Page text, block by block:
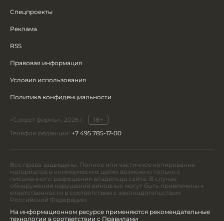
Спецпроекты
Реклама
RSS
Правовая информация
Условия использования
Политика конфиденциальности
«Секрет фирмы», 2026 г.
18+
Телефон редакции: +7 495 785-17-00
Все права защищены. Полное или частичное копирование
материалов в коммерческих целях возможно только с
письменного разрешения владельца сайта. В случае
обнаружения нарушений виновные могут быть привлечены к
ответственности в соответствии с законодательством
Российской Федерации.
На информационном ресурсе применяются рекомендательные
технологии в соответствии с Правилами